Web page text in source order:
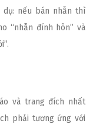
dụ: nếu bán nhẫn thì
“nhẫn đính hôn” và
và trang đích nhất
phải tương ứng với